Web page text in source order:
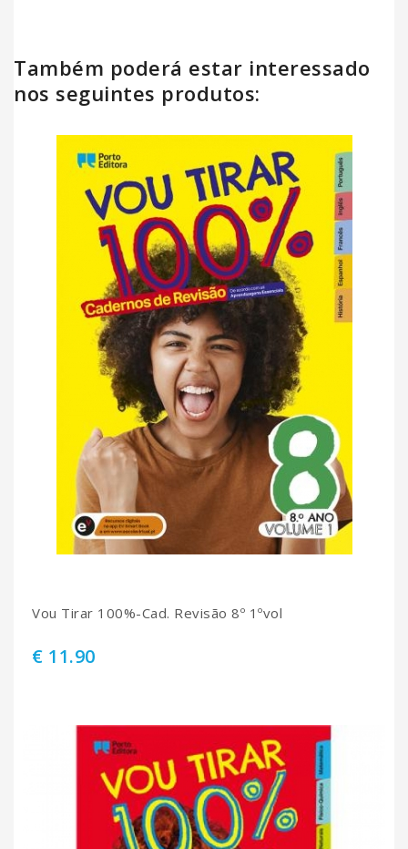
Também poderá estar interessado
nos seguintes produtos:
Vou Tirar 100%-Cad. Revisão 8º 1ºvol
€ 11.90